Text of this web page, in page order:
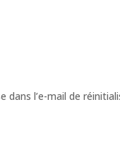
l’e-mail de